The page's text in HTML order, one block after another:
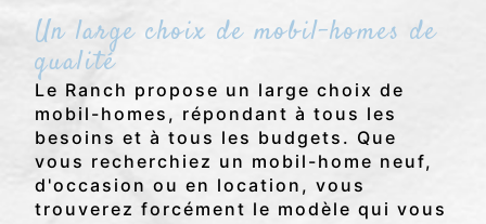
Un large choix de mobil-homes de
qualité
Le Ranch propose un large choix de
mobil-homes, répondant à tous les
besoins et à tous les budgets. Que
vous recherchiez un mobil-home neuf,
d'occasion ou en location, vous
trouverez forcément le modèle qui vous